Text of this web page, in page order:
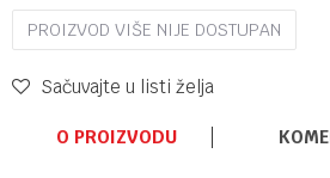
PROIZVOD VIŠE NIJE DOSTUPAN
Sačuvajte u listi želja
O PROIZVODU